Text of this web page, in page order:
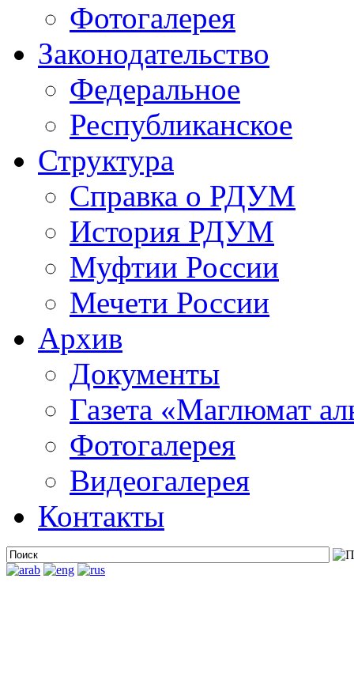
Фотогалерея
Законодательство
Федеральное
Республиканское
Структура
Справка о РДУМ
История РДУМ
Муфтии России
Мечети России
Архив
Документы
Газета «Маглюмат
Фотогалерея
Видеогалерея
Контакты